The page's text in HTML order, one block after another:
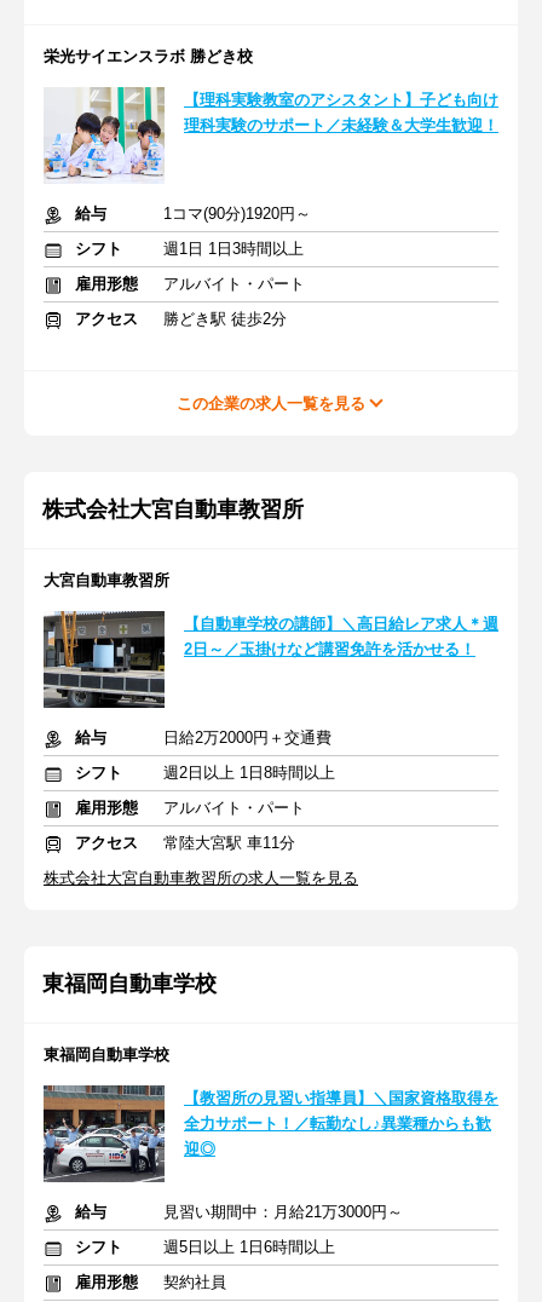
栄光サイエンスラボ 勝どき校
【理科実験教室のアシスタント】子ども向け
理科実験のサポート／未経験＆大学生歓迎！
給与
1コマ(90分)1920円～
シフト
週1日 1日3時間以上
雇用形態
アルバイト・パート
アクセス
勝どき駅 徒歩2分
この企業の求人一覧を見る
株式会社大宮自動車教習所
大宮自動車教習所
【自動車学校の講師】＼高日給レア求人＊週
2日～／玉掛けなど講習免許を活かせる！
給与
日給2万2000円＋交通費
シフト
週2日以上 1日8時間以上
雇用形態
アルバイト・パート
アクセス
常陸大宮駅 車11分
株式会社大宮自動車教習所の求人一覧を見る
東福岡自動車学校
東福岡自動車学校
【教習所の見習い指導員】＼国家資格取得を
全力サポート！／転勤なし♪異業種からも歓
迎◎
給与
見習い期間中：月給21万3000円～
シフト
週5日以上 1日6時間以上
雇用形態
契約社員